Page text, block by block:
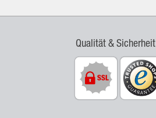
Qualität & Sicherheit